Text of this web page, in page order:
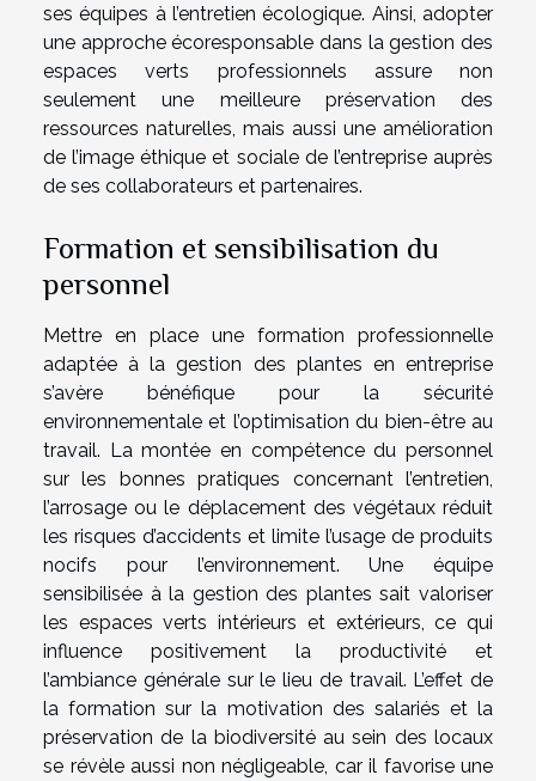
ses équipes à l’entretien écologique. Ainsi, adopter
une approche écoresponsable dans la gestion des
espaces verts professionnels assure non
seulement une meilleure préservation des
ressources naturelles, mais aussi une amélioration
de l’image éthique et sociale de l’entreprise auprès
de ses collaborateurs et partenaires.
Formation et sensibilisation du
personnel
Mettre en place une formation professionnelle
adaptée à la gestion des plantes en entreprise
s’avère bénéfique pour la sécurité
environnementale et l’optimisation du bien-être au
travail. La montée en compétence du personnel
sur les bonnes pratiques concernant l’entretien,
l’arrosage ou le déplacement des végétaux réduit
les risques d’accidents et limite l’usage de produits
nocifs pour l’environnement. Une équipe
sensibilisée à la gestion des plantes sait valoriser
les espaces verts intérieurs et extérieurs, ce qui
influence positivement la productivité et
l’ambiance générale sur le lieu de travail. L’effet de
la formation sur la motivation des salariés et la
préservation de la biodiversité au sein des locaux
se révèle aussi non négligeable, car il favorise une